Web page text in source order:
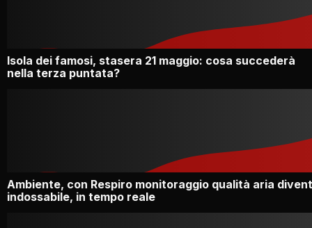
Isola dei famosi, stasera 21 maggio: cosa succederà
nella terza puntata?
Ambiente, con Respiro monitoraggio qualità aria
indossabile, in tempo reale